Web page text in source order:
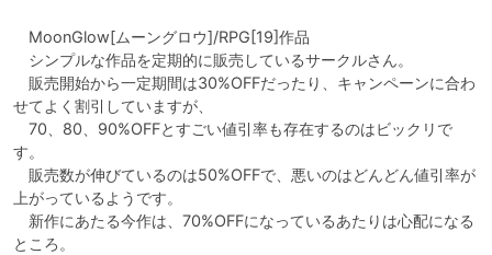
MoonGlow[ムーングロウ]/RPG[19]作品
シンプルな作品を定期的に販売しているサークルさん。
販売開始から一定期間は30%OFFだったり、キャンペーンに合わ
せてよく割引していますが、
70、80、90%OFFとすごい値引率も存在するのはビックリで
す。
販売数が伸びているのは50%OFFで、悪いのはどんどん値引率が
上がっているようです。
新作にあたる今作は、70%OFFになっているあたりは心配になる
ところ。